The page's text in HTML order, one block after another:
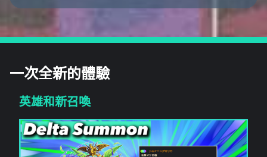
一次全新的體驗
英雄和新召喚